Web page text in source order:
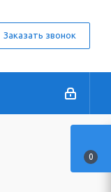
Заказать звонок
0